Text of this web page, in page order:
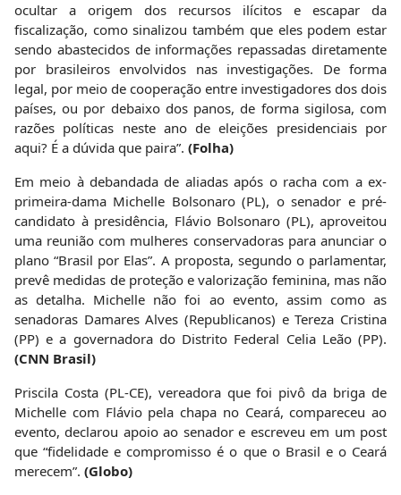
ocultar a origem dos recursos ilícitos e escapar da
fiscalização, como sinalizou também que eles podem estar
sendo abastecidos de informações repassadas diretamente
por brasileiros envolvidos nas investigações. De forma
legal, por meio de cooperação entre investigadores dos dois
países, ou por debaixo dos panos, de forma sigilosa, com
razões políticas neste ano de eleições presidenciais por
aqui? É a dúvida que paira”. (Folha)
Em meio à debandada de aliadas após o racha com a ex-
primeira-dama Michelle Bolsonaro (PL), o senador e pré-
candidato à presidência, Flávio Bolsonaro (PL), aproveitou
uma reunião com mulheres conservadoras para anunciar o
plano “Brasil por Elas”. A proposta, segundo o parlamentar,
prevê medidas de proteção e valorização feminina, mas não
as detalha. Michelle não foi ao evento, assim como as
senadoras Damares Alves (Republicanos) e Tereza Cristina
(PP) e a governadora do Distrito Federal Celia Leão (PP).
(CNN Brasil)
Priscila Costa (PL-CE), vereadora que foi pivô da briga de
Michelle com Flávio pela chapa no Ceará, compareceu ao
evento, declarou apoio ao senador e escreveu em um post
que “fidelidade e compromisso é o que o Brasil e o Ceará
merecem”. (Globo)